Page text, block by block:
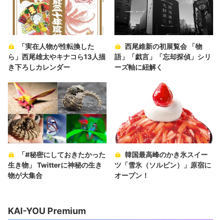
「実在人物が性転換した
ら」西尾雄太やキナコら13人描
き下ろしカレンダー
西尾維新の初展覧会 「物
語」「戯言」「忘却探偵」シリ
ーズ軸に紐解く
「#秘密にしておきたかった
生き物」 Twitterに神秘の生き
物が大集合
韓国最高峰のかき氷スイー
ツ「雪氷（ソルビン）」原宿に
オープン！
KAI-YOU Premium